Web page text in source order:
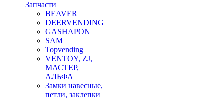
Запчасти
BEAVER
DEERVENDING
GASHAPON
SAM
Topvending
VENTOY, ZJ,
МАСТЕР,
АЛЬФА
Замки навесные,
петли, заклепки